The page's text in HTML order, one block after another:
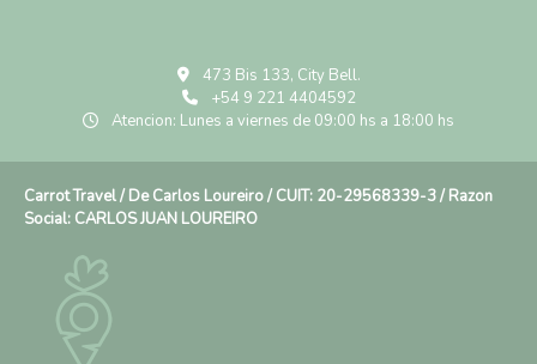
473 Bis 133, City Bell.
+54 9 221 4404592
Atencion: Lunes a viernes de 09:00 hs a 18:00 hs
Carrot Travel / De Carlos Loureiro / CUIT: 20-29568339-3 / Razon
Social: CARLOS JUAN LOUREIRO